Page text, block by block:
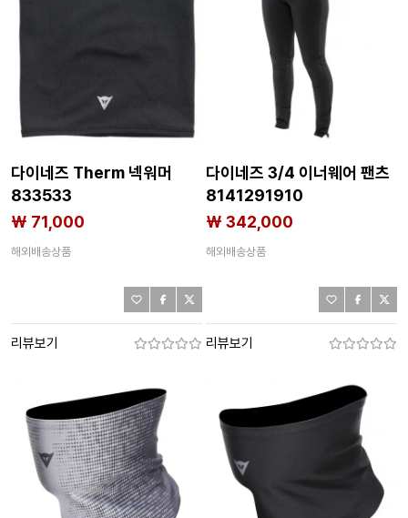
다이네즈 Therm 넥워머
833533
₩ 71,000
해외배송상품
리뷰보기
다이네즈 3/4 이너웨어 팬츠
8141291910
₩ 342,000
해외배송상품
리뷰보기